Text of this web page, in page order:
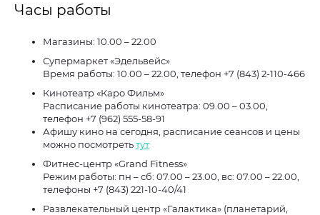
Часы работы
Магазины: 10.00 – 22.00
Супермаркет «Эдельвейс»
Время работы: 10.00 – 22.00, телефон +7 (843) 2-110-466
Кинотеатр «Каро Фильм»
Расписание работы кинотеатра: 09.00 – 03.00,
телефон +7 (962) 555-58-91
Афишу кино на сегодня, расписание сеансов и цены
можно посмотретьтут
Фитнес-центр «Grand Fitness»
Режим работы: пн – сб: 07.00 – 23.00, вс: 07.00 – 22.00,
телефоны +7 (843) 221-10-40/41
Развлекательный центр «Галактика» (планетарий,